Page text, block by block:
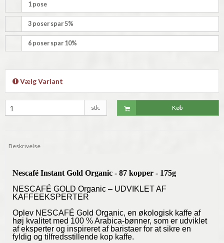
1 pose
3 poser spar 5%
6 poser spar 10%
Vælg Variant
stk. Køb
Beskrivelse
Nescafé Instant Gold Organic - 87 kopper - 175g
NESCAFÉ GOLD Organic – UDVIKLET AF
KAFFEEKSPERTER
Oplev NESCAFÉ Gold Organic, en økologisk kaffe af
høj kvalitet med 100 % Arabica-bønner, som er udviklet
af eksperter og inspireret af baristaer for at sikre en
fyldig og tilfredsstillende kop kaffe.